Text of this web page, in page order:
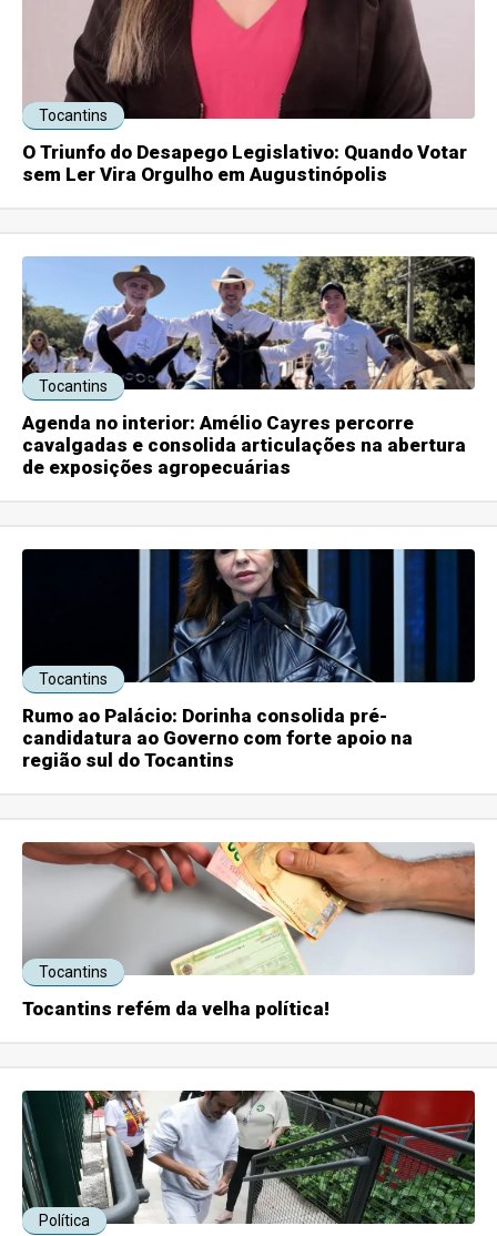
Tocantins
O Triunfo do Desapego Legislativo: Quando Votar
sem Ler Vira Orgulho em Augustinópolis
Tocantins
Agenda no interior: Amélio Cayres percorre
cavalgadas e consolida articulações na abertura
de exposições agropecuárias
Tocantins
Rumo ao Palácio: Dorinha consolida pré-
candidatura ao Governo com forte apoio na
região sul do Tocantins
Tocantins
Tocantins refém da velha política!
Política